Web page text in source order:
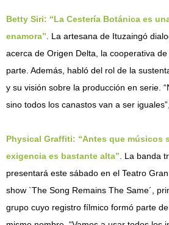
Betty Siri: “La Cestería Botánica es
enamora” . La artesana de Ituzaingó
acerca de Origen Delta, la cooperativa
parte. Además, habló del rol de la
y su visión sobre la producción en serie.
sino todos los canastos van a ser
Physical Graffiti: “Antes que músicos
exigencia es bastante alta” . La banda
presentará este sábado en el Teatro
show `The Song Remains The Same´,
grupo cuyo registro fílmico formó parte